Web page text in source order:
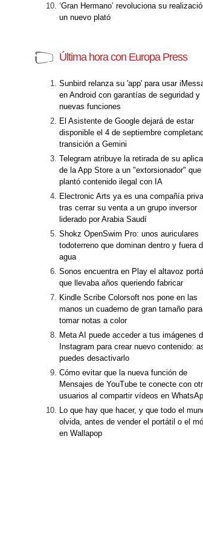
‘Gran Hermano’ revoluciona su
un nuevo plató
Última hora con Europa Press
Sunbird relanza su 'app' para usar
en Android con garantías de seguridad y
nuevas funciones
El Asistente de Google dejará de estar
disponible el 4 de septiembre
transición a Gemini
Telegram atribuye la retirada de su
de la App Store a un "extorsionador" que
plantó contenido ilegal con IA
Electronic Arts ya es una compañía
tras cerrar su venta a un grupo inversor
liderado por Arabia Saudí
Shokz OpenSwim Pro: unos auriculares
todoterreno que dominan dentro y fuera
agua
Sonos encuentra en Play el altavoz
que llevaba años queriendo fabricar
Kindle Scribe Colorsoft nos pone en las
manos un cuaderno de gran tamaño para
tomar notas a color
Meta AI puede acceder a tus imágenes
Instagram para crear nuevo contenido:
puedes desactivarlo
Cómo evitar que la nueva función de
Mensajes de YouTube te conecte con
usuarios al compartir vídeos en
Lo que hay que hacer, y que todo el
olvida, antes de vender el portátil o el
en Wallapop